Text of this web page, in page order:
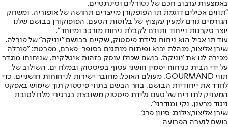
באמצעות ערבוב חכם של נטורלים וסינתטיים.
"תווים אכילים דוגמת תו הפופקורן מייצרים תחושה של אופוריה, ומשחק
הגורמים גורם למעין עקצוץ של בלוטות הטעם. הפופוקורן בבושם שלנו
יוצר סקרנות וייחוד ותורם לקבלת ניחוח מורכב ומיוחד".
עוד תו אכיל הוא ניחוח גלידת פיסטוק, שקיים בבושם "יוניקה" של פורלה.
שירן אליצור, מנהלת יבוא ופיתוח מותגים בסופר-פארם, מפרטת: "פורלה
מכירה לנו את 'יוניקה', בושם שכולו עוסק בזהות איטלקית, שניחוחו מוגדר
על ידי הבית כניחוח יסמין חושני עטוף בפיסטוק ובמלח ים. השילוב של
תווי GOURMAND, מעולם האוכל, מחובר ישירות לניחוחות חושניים. כדי
לחדד את ייחודיות הבושם, בחר הבשם בתווי פיסטוק תוך שימוש באפקט
המעניק לתו ריח של טעם גלידת פיסטוק משובצת בגרגירי מלח לטובת
ניגוד מרענן, נקי ומודרני".
שירן אליצור,צילום: סיוון פרג'
בושם לנערה הפרועה